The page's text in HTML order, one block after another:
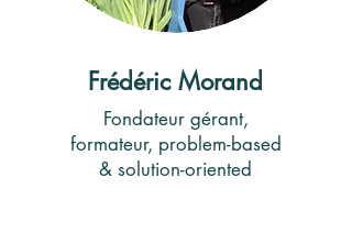
Frédéric Morand
Fondateur gérant,
formateur, problem-based
& solution-oriented